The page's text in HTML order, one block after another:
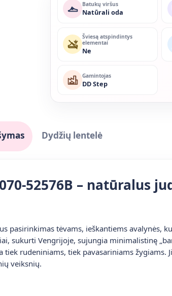
Batukų viršus
Natūrali oda
Šviesą atspindintys
elementai
Ne
Gamintojas
DD Step
52576B – natūralus
pasirinkimas tėvams, ieškantiems avalynės,
sukurti Vengrijoje, sujungia minimalistinę
rudeniniams, tiek pavasariniams žygiams.
veiksnių.
Dydžių lentelė